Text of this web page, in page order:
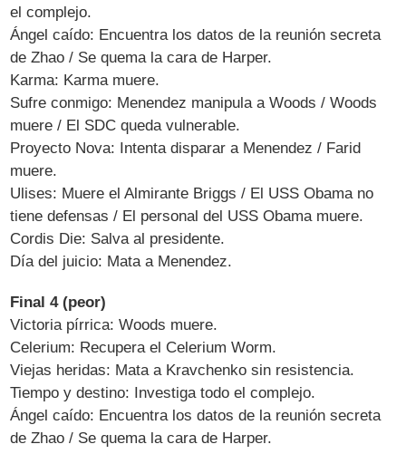
el complejo.
Ángel caído: Encuentra los datos de la reunión secreta
de Zhao / Se quema la cara de Harper.
Karma: Karma muere.
Sufre conmigo: Menendez manipula a Woods / Woods
muere / El SDC queda vulnerable.
Proyecto Nova: Intenta disparar a Menendez / Farid
muere.
Ulises: Muere el Almirante Briggs / El USS Obama no
tiene defensas / El personal del USS Obama muere.
Cordis Die: Salva al presidente.
Día del juicio: Mata a Menendez.
Final 4 (peor)
Victoria pírrica: Woods muere.
Celerium: Recupera el Celerium Worm.
Viejas heridas: Mata a Kravchenko sin resistencia.
Tiempo y destino: Investiga todo el complejo.
Ángel caído: Encuentra los datos de la reunión secreta
de Zhao / Se quema la cara de Harper.